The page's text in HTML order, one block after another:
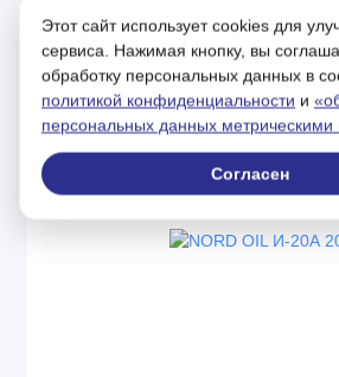
Этот сайт использует cookies для
сервиса. Нажимая кнопку, вы
обработку персональных данных в
политикой конфиденциальности и
персональных данных
Согласен